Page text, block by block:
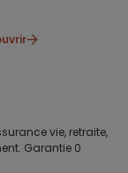
vie, retraite,
Garantie 0